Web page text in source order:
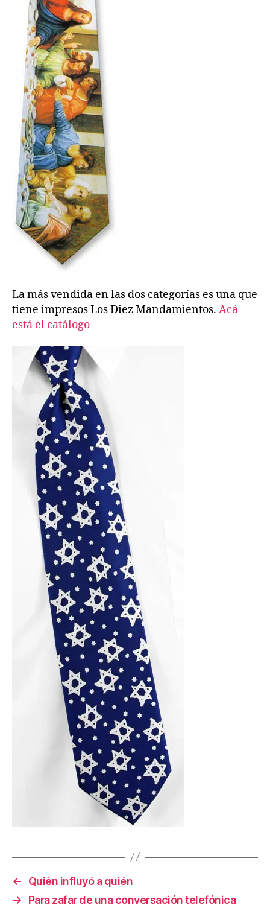
La más vendida en las dos categorías es una que
tiene impresos Los Diez Mandamientos. Acá
está el catálogo
←
Quién influyó a quién
→
Para zafar de una conversación telefónica